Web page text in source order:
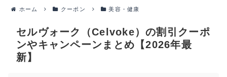
ホーム クーポン 美容・健康
セルヴォーク（Celvoke）の割引クーポ
ンやキャンペーンまとめ【2026年最
新】